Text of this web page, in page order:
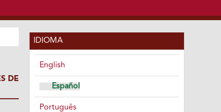
DE
IDIOMA
English
Español
Português